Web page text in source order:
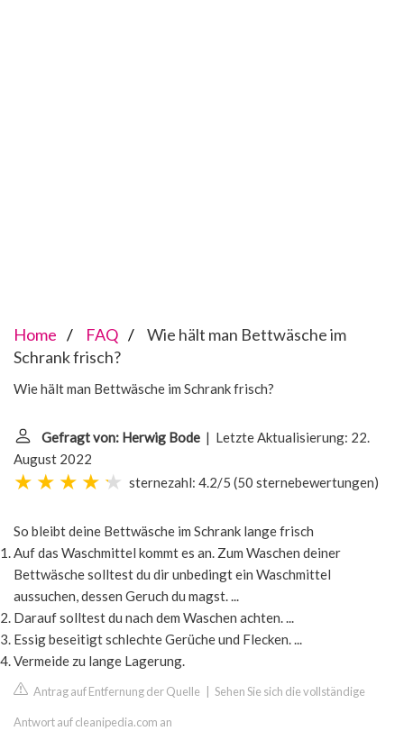
Home FAQ
Wie hält man Bettwäsche im
Schrank frisch?
Wie hält man Bettwäsche im Schrank frisch?
Gefragt von: Herwig Bode | Letzte Aktualisierung: 22.
August 2022
sternezahl: 4.2/5 (50 sternebewertungen)
So bleibt deine Bettwäsche im Schrank lange frisch
Auf das Waschmittel kommt es an. Zum Waschen deiner
Bettwäsche solltest du dir unbedingt ein Waschmittel
aussuchen, dessen Geruch du magst. ...
Darauf solltest du nach dem Waschen achten. ...
Essig beseitigt schlechte Gerüche und Flecken. ...
Vermeide zu lange Lagerung.
Antrag auf Entfernung der Quelle Sehen Sie sich die vollständige
Antwort auf cleanipedia.com an